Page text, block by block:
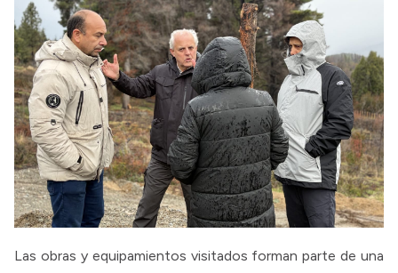
Las obras y equipamientos visitados forman parte de una